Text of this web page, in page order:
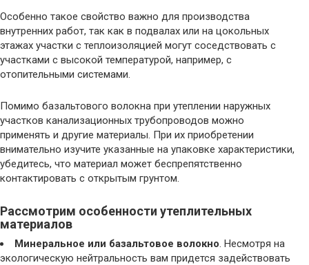
Особенно такое свойство важно для производства
внутренних работ, так как в подвалах или на цокольных
этажах участки с теплоизоляцией могут соседствовать с
участками с высокой температурой, например, с
отопительными системами.
Помимо базальтового волокна при утеплении наружных
участков канализационных трубопроводов можно
применять и другие материалы. При их приобретении
внимательно изучите указанные на упаковке характеристики,
убедитесь, что материал может беспрепятственно
контактировать с открытым грунтом.
Рассмотрим особенности утеплительных
материалов
Минеральное или базальтовое волокно. Несмотря на
экологическую нейтральность вам придется задействовать